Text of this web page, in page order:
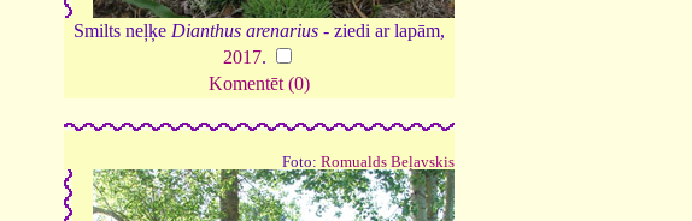
Smilts neļķe Dianthus arenarius- ziedi ar lapām,
2017.
Komentēt (0)
Foto: Romualds Beļavskis